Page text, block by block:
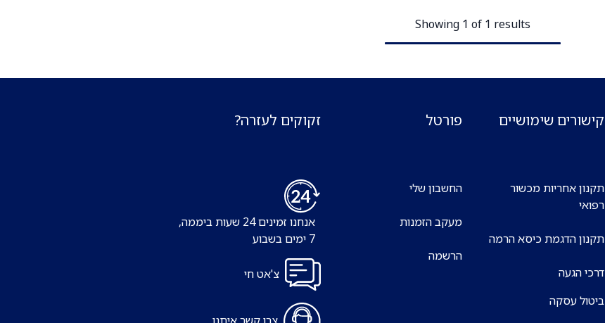
Showing 1 of 1 results
קישורים שימושיים
תקנון אחריות מכשור
רפואי
תקנון הדגמת כיסא הרמה
דרכי הגעה
ביטול עסקה
פורטל
החשבון שלי
מעקב הזמנות
הרשמה
זקוקים לעזרה?
אנחנו זמינים 24 שעות ביממה,
7 ימים בשבוע
צ'אט חי
צרו קשר איתנו